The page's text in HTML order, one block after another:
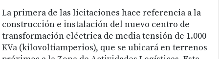
La primera de las licitaciones hace referencia a la
construcción e instalación del nuevo centro de
transformación eléctrica de media tensión de 1.000
KVa (kilovoltiamperios), que se ubicará en terrenos